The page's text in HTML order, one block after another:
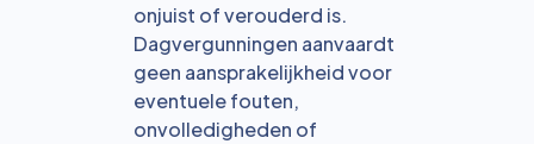
onjuist of verouderd is.
Dagvergunningen aanvaardt
geen aansprakelijkheid voor
eventuele fouten,
onvolledigheden of